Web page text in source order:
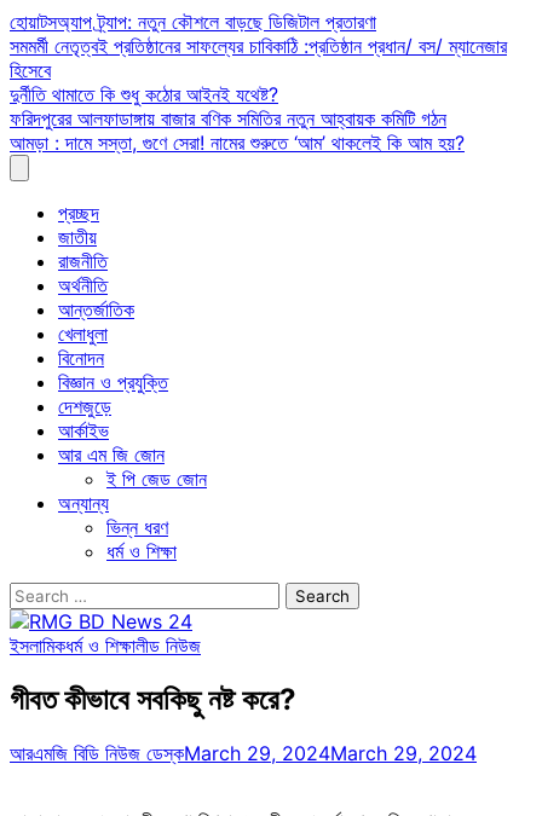
Skip
to
content
হোয়াটসঅ্যাপ ট্র্যাপ: নতুন কৌশলে বাড়ছে ডিজিটাল প্রতারণা
সমমর্মী নেতৃত্বই প্রতিষ্ঠানের সাফল্যের চাবিকাঠি :প্রতিষ্ঠান প্রধান/ বস/ ম্যানেজার
হিসেবে
দুর্নীতি থামাতে কি শুধু কঠোর আইনই যথেষ্ট?
ফরিদপুরের আলফাডাঙ্গায় বাজার বণিক সমিতির নতুন আহ্বায়ক কমিটি গঠন
আমড়া : দামে সস্তা, গুণে সেরা! নামের শুরুতে ‘আম’ থাকলেই কি আম হয়?
প্রচ্ছদ
জাতীয়
রাজনীতি
অর্থনীতি
আন্তর্জাতিক
খেলাধুলা
বিনোদন
বিজ্ঞান ও প্রযুক্তি
দেশজুড়ে
আর্কাইভ
আর এম জি জোন
ই পি জেড জোন
অন্যান্য
ভিন্ন ধরণ
ধর্ম ও শিক্ষা
Search
for:
ইসলামিকধর্ম ও শিক্ষালীড নিউজ
গীবত কীভাবে সবকিছু নষ্ট করে?
আরএমজি বিডি নিউজ ডেস্কMarch 29, 2024March 29, 2024